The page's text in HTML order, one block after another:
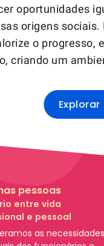
oportunidades
origens
o progresso,
criando um
pessoas
entre vida
e pessoal
as necessidades